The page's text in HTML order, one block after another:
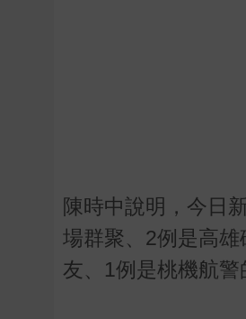
陳時中說明，今日
場群聚、2例是高
友、1例是桃機航警